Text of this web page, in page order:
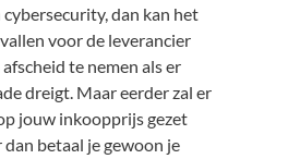
cybersecurity, dan kan het
voor de leverancier
te nemen als er
dreigt. Maar eerder zal er
jouw inkoopprijs gezet
betaal je gewoon je